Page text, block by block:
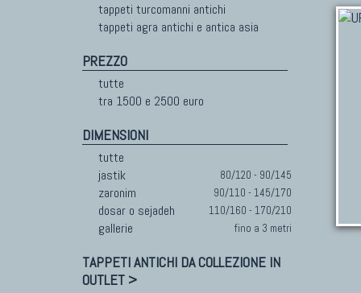
tappeti turcomanni antichi
tappeti agra antichi e antica asia
PREZZO
tutte
tra 1500 e 2500 euro
DIMENSIONI
tutte
jastik
80/120 - 90/145
zaronim 90/110 - 145/170
dosar o sejadeh 110/160 - 170/210
gallerie fino a 3 metri
TAPPETI ANTICHI DA COLLEZIONE IN
OUTLET >